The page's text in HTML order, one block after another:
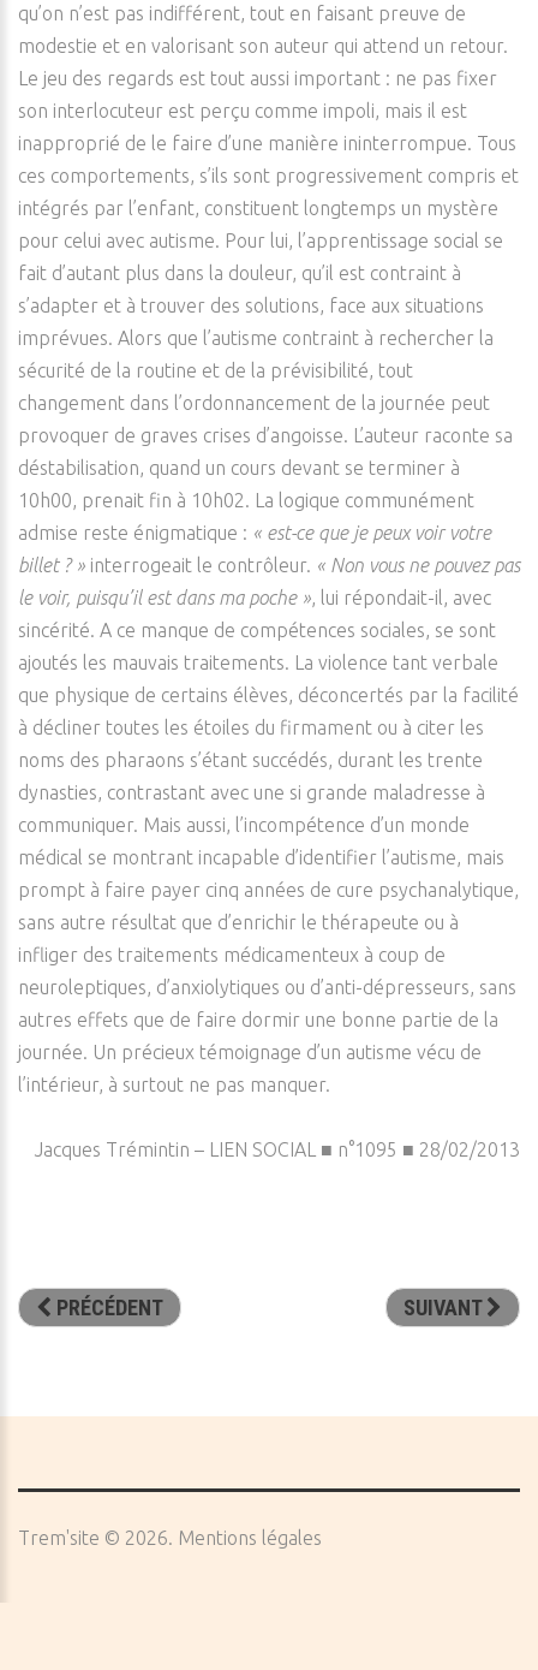
qu’on n’est pas indifférent, tout en faisant preuve de
modestie et en valorisant son auteur qui attend un retour.
Le jeu des regards est tout aussi important : ne pas fixer
son interlocuteur est perçu comme impoli, mais il est
inapproprié de le faire d’une manière ininterrompue. Tous
ces comportements, s’ils sont progressivement compris et
intégrés par l’enfant, constituent longtemps un mystère
pour celui avec autisme. Pour lui, l’apprentissage social se
fait d’autant plus dans la douleur, qu’il est contraint à
s’adapter et à trouver des solutions, face aux situations
imprévues. Alors que l’autisme contraint à rechercher la
sécurité de la routine et de la prévisibilité, tout
changement dans l’ordonnancement de la journée peut
provoquer de graves crises d’angoisse. L’auteur raconte sa
déstabilisation, quand un cours devant se terminer à
10h00, prenait fin à 10h02. La logique communément
admise reste énigmatique : « est-ce que je peux voir votre
billet ? » interrogeait le contrôleur. « Non vous ne pouvez pas
le voir, puisqu’il est dans ma poche », lui répondait-il, avec
sincérité. A ce manque de compétences sociales, se sont
ajoutés les mauvais traitements. La violence tant verbale
que physique de certains élèves, déconcertés par la facilité
à décliner toutes les étoiles du firmament ou à citer les
noms des pharaons s’étant succédés, durant les trente
dynasties, contrastant avec une si grande maladresse à
communiquer. Mais aussi, l’incompétence d’un monde
médical se montrant incapable d’identifier l’autisme, mais
prompt à faire payer cinq années de cure psychanalytique,
sans autre résultat que d’enrichir le thérapeute ou à
infliger des traitements médicamenteux à coup de
neuroleptiques, d’anxiolytiques ou d’anti-dépresseurs, sans
autres effets que de faire dormir une bonne partie de la
journée. Un précieux témoignage d’un autisme vécu de
l’intérieur, à surtout ne pas manquer.
Jacques Trémintin – LIEN SOCIAL ■ n°1095 ■ 28/02/2013
PRÉCÉDENT SUIVANT
Trem'site © 2026 Mentions légales